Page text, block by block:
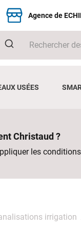
Agence de
USÉES
Christaud ?
les
irrigation